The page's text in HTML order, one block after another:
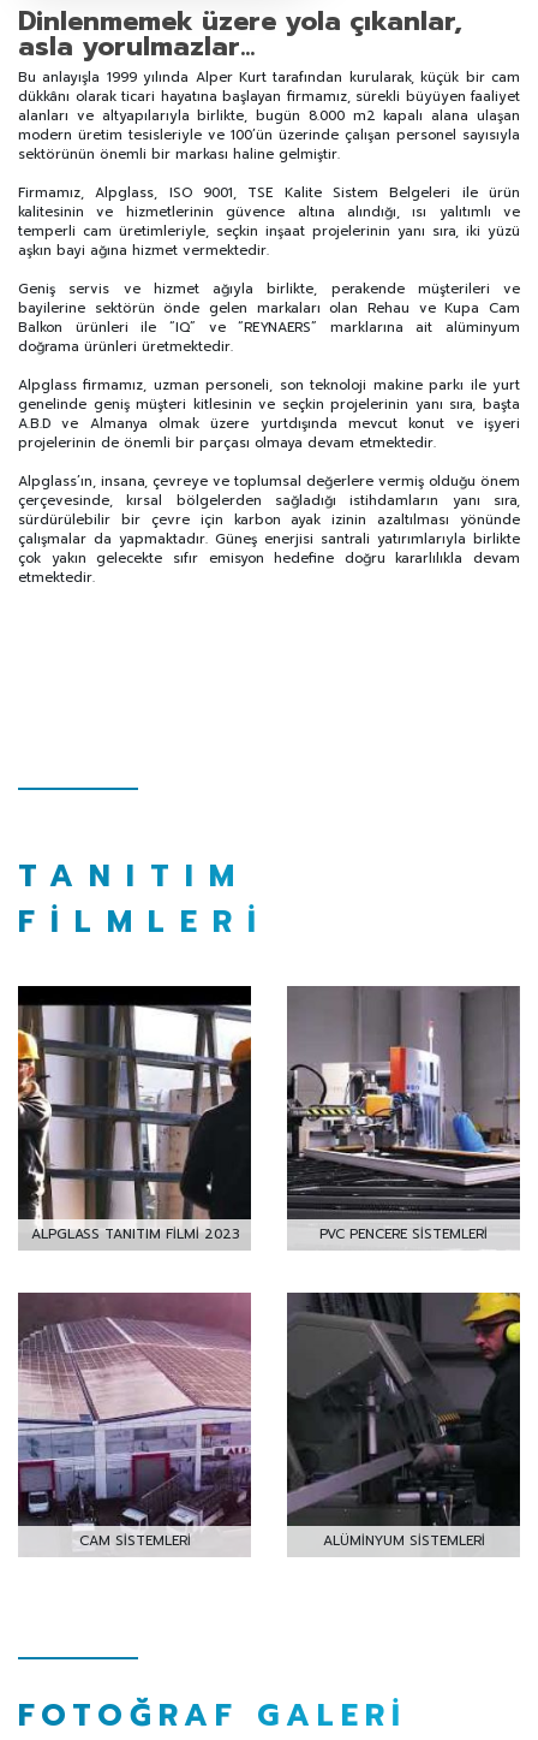
Dinlenmemek üzere yola çıkanlar,
asla yorulmazlar...
Bu anlayışla 1999 yılında Alper Kurt tarafından kurularak, küçük bir cam
dükkânı olarak ticari hayatına başlayan firmamız, sürekli büyüyen faaliyet
alanları ve altyapılarıyla birlikte, bugün 8.000 m2 kapalı alana ulaşan
modern üretim tesisleriyle ve 100’ün üzerinde çalışan personel sayısıyla
sektörünün önemli bir markası haline gelmiştir.
Firmamız, Alpglass, ISO 9001, TSE Kalite Sistem Belgeleri ile ürün
kalitesinin ve hizmetlerinin güvence altına alındığı, ısı yalıtımlı ve
temperli cam üretimleriyle, seçkin inşaat projelerinin yanı sıra, iki yüzü
aşkın bayi ağına hizmet vermektedir.
Geniş servis ve hizmet ağıyla birlikte, perakende müşterileri ve
bayilerine sektörün önde gelen markaları olan Rehau ve Kupa Cam
Balkon ürünleri ile “IQ” ve “REYNAERS” marklarına ait alüminyum
doğrama ürünleri üretmektedir.
Alpglass firmamız, uzman personeli, son teknoloji makine parkı ile yurt
genelinde geniş müşteri kitlesinin ve seçkin projelerinin yanı sıra, başta
A.B.D ve Almanya olmak üzere yurtdışında mevcut konut ve işyeri
projelerinin de önemli bir parçası olmaya devam etmektedir.
Alpglass’ın, insana, çevreye ve toplumsal değerlere vermiş olduğu önem
çerçevesinde, kırsal bölgelerden sağladığı istihdamların yanı sıra,
sürdürülebilir bir çevre için karbon ayak izinin azaltılması yönünde
çalışmalar da yapmaktadır. Güneş enerjisi santrali yatırımlarıyla birlikte
çok yakın gelecekte sıfır emisyon hedefine doğru kararlılıkla devam
etmektedir.
TANITIM
FİLMLERİ
ALPGLASS TANITIM FİLMİ 2023 PVC PENCERE SİSTEMLERİ
CAM SİSTEMLERİ ALÜMİNYUM SİSTEMLERİ
FOTOĞRAF GALERI